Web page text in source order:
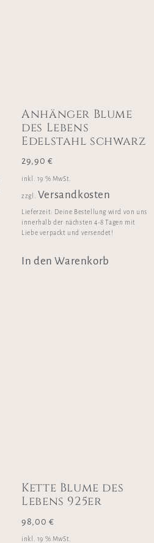
Anhänger Blume
des Lebens
Edelstahl schwarz
29,90 €
inkl. 19 % MwSt.
zzgl. Versandkosten
Lieferzeit: Deine Bestellung wird von uns
innerhalb der nächsten 4-8 Tagen mit
Liebe verpackt und versendet!
In den Warenkorb
Kette Blume des
Lebens 925er
98,00 €
inkl. 19 % MwSt.